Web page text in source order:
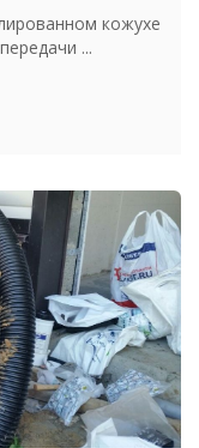
кожухе
...